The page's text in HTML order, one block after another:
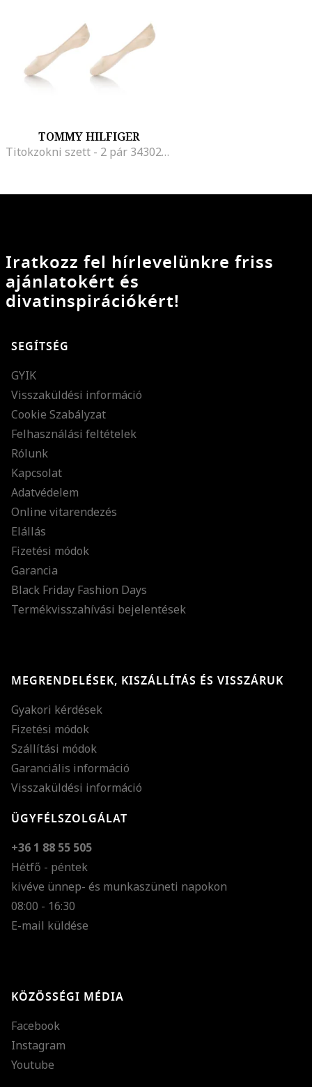
TOMMY HILFIGER
Titokzokni szett - 2 pár 343025001, Bézs
Iratkozz fel hírlevelünkre friss
ajánlatokért és
divatinspirációkért!
SEGÍTSÉG
GYIK
Visszaküldési információ
Cookie Szabályzat
Felhasználási feltételek
Rólunk
Kapcsolat
Adatvédelem
Online vitarendezés
Elállás
Fizetési módok
Garancia
Black Friday Fashion Days
Termékvisszahívási bejelentések
MEGRENDELÉSEK, KISZÁLLÍTÁS ÉS VISSZÁRUK
Gyakori kérdések
Fizetési módok
Szállítási módok
Garanciális információ
Visszaküldési információ
ÜGYFÉLSZOLGÁLAT
+36 1 88 55 505
Hétfő - péntek
kivéve ünnep- és munkaszüneti napokon
08:00 - 16:30
E-mail küldése
KÖZÖSSÉGI MÉDIA
Facebook
Instagram
Youtube